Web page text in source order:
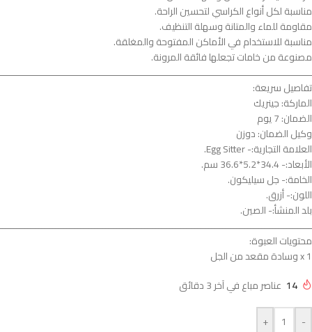
مناسبة لكل أنواع الكراسي لتحسين الراحة.
مقاومة للماء والمتانة وسهلة التنظيف.
مناسبة للاستخدام في الأماكن المفتوحة والمغلقة.
مصنوعة من خامات تجعلها فائقة المرونة.
تفاصيل سريعة:
الماركة: جينريك
الضمان: 7 يوم
وكيل الضمان: دوزن
العلامة التجارية:- Egg Sitter.
الأبعاد:- 34.4*5.2*36.6 سم.
الخامة:- جل سيليكون.
اللون:- أزرق.
بلد المنشأ:- الصين.
محتويات العبوة:
1 x وسادة مقعد من الجل
14 عناصر مباع في آخر 3 دقائق
-
+